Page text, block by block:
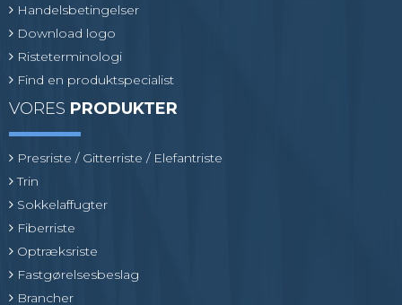
Handelsbetingelser
Download logo
Risteterminologi
Find en produktspecialist
VORES PRODUKTER
Presriste / Gitterriste / Elefantriste
Trin
Sokkelaffugter
Fiberriste
Optræksriste
Fastgørelsesbeslag
Brancher